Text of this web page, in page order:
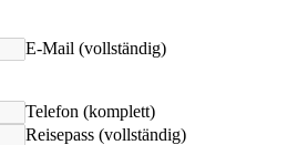
E-Mail (vollständig)
Telefon (komplett)
Reisepass (vollständig)